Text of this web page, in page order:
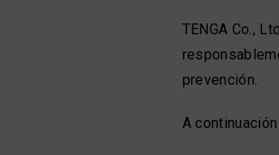
TENGA Co.,
prevención.
A